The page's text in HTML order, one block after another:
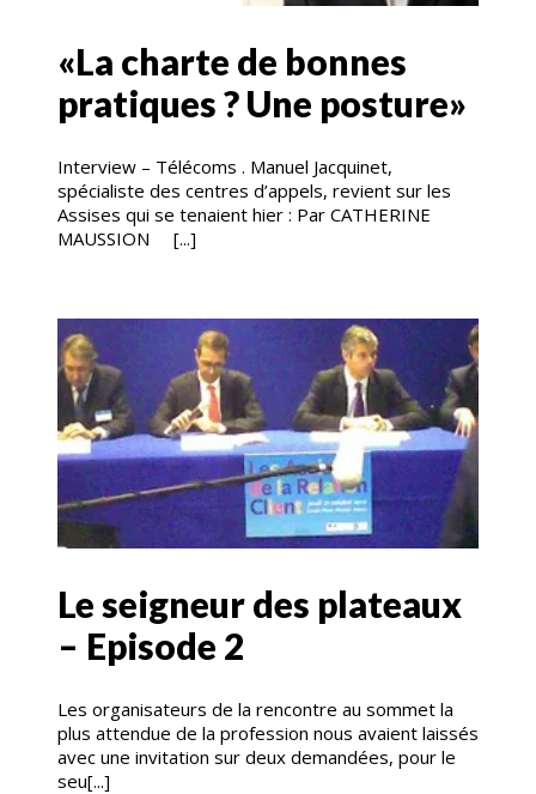
«La charte de bonnes
pratiques ? Une posture»
Interview – Télécoms . Manuel Jacquinet,
spécialiste des centres d’appels, revient sur les
Assises qui se tenaient hier : Par CATHERINE
MAUSSION [...]
Le seigneur des plateaux
– Episode 2
Les organisateurs de la rencontre au sommet la
plus attendue de la profession nous avaient laissés
avec une invitation sur deux demandées, pour le
seu[...]